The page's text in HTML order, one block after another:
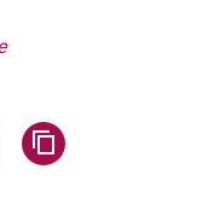
teilen
WhatsApp teilen
Seite über Facebook